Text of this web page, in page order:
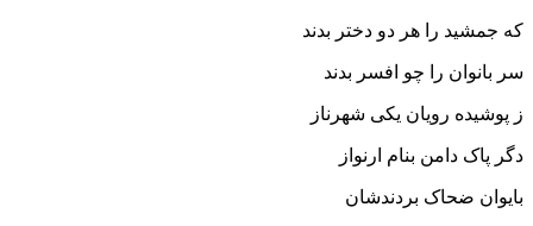
که جمشید را هر دو دختر بدند
سر بانوان را چو افسر بدند
ز پوشیده رویان یکى شهرناز
دگر پاک دامن بنام ارنواز
بایوان ضحاک بردندشان